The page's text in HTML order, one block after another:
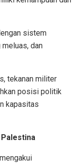
sistem
meluas, dan
tekanan militer
posisi politik
kapasitas